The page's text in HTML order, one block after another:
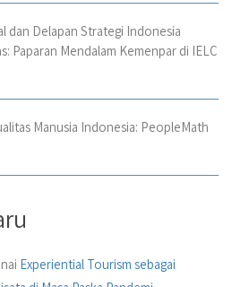
dan Delapan Strategi Indonesia
Paparan Mendalam Kemenpar di IELC
Manusia Indonesia: PeopleMath
Experiential Tourism sebagai